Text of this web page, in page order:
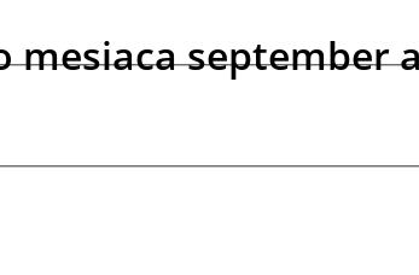
mesiaca